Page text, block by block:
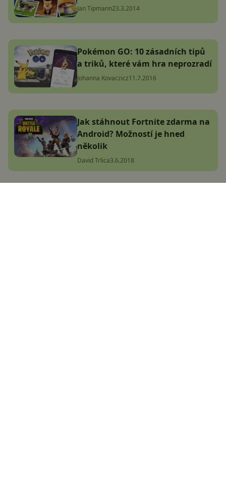
Jan Tipmann23.3.2014
Pokémon GO: 10 zásadních tipů
a triků, které vám hra neprozradí
Johanna Kovaczicz11.7.2016
Jak stáhnout Fortnite zdarma na
Android? Možností je hned
několik
David Trlica3.6.2018